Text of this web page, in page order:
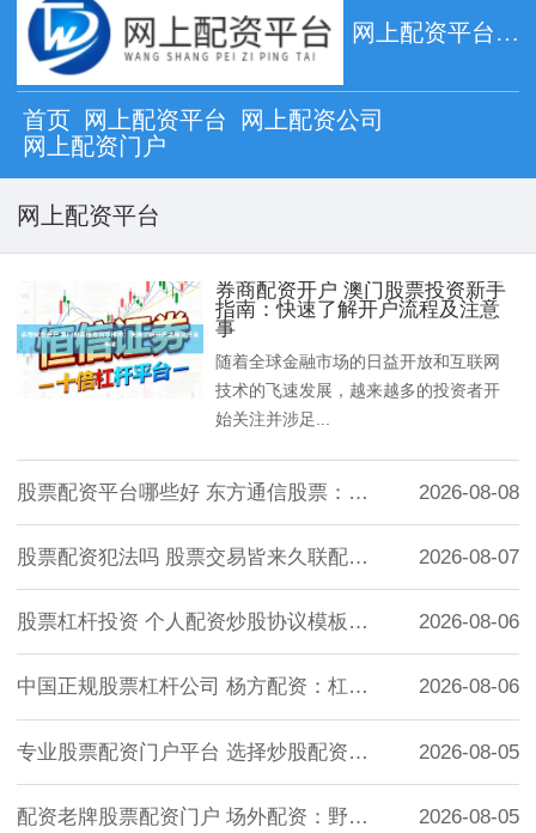
网上配资平台_网上配资公司_网上配资门户
首页 网上配资平台
网上配资公司
网上配资门户
网上配资平台
券商配资开户 澳门股票投资新手
指南：快速了解开户流程及注意
事
随着全球金融市场的日益开放和互联网
技术的飞速发展，越来越多的投资者开
始关注并涉足...
股票配资平台哪些好 东方通信股票：投资前 2026-08-08
股票配资犯法吗 股票交易皆来久联配资，解 2026-08-07
股票杠杆投资 个人配资炒股协议模板下载 2026-08-06
中国正规股票杠杆公司 杨方配资：杠杆开户 2026-08-06
专业股票配资门户平台 选择炒股配资要注意 2026-08-05
配资老牌股票配资门户 场外配资：野火烧不 2026-08-05